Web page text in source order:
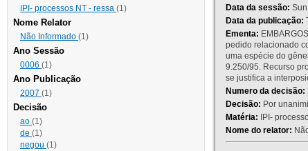
IPI- processos NT - ressa (1)
Nome Relator
Não Informado (1)
Ano Sessão
0006 (1)
Ano Publicação
2007 (1)
Decisão
ao (1)
de (1)
negou (1)
Data da sessão:
Data da publicação:
Ementa:
pedido relacionado
uma espécie do
9.250/95. Recurso
se justifica a
Numero da decisão:
Decisão: Por
Matéria: IPI-
Nome do relator: